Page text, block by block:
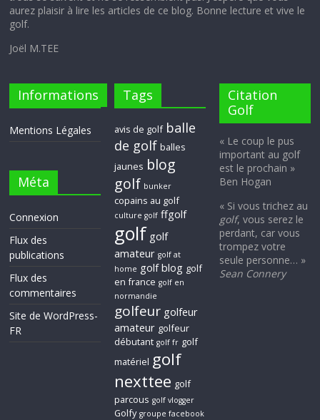
aurez plaisir à lire les articles de ce blog. Bonne lecture et vive le
golf.
Joël M.TEE
Informations
Mentions Légales
Méta
Connexion
Flux des
publications
Flux des
commentaires
Site de WordPress-
FR
Tags
avis de golf balle
de golf balles
jaunes blog
golf bunker
copains au golf
culture golf ffgolf
golf golf
amateur golf at
home golf blog golf
en france golf en
normandie
golfeur golfeur
amateur golfeur
débutant golf fr golf
matériel golf
nexttee golf
parcous golf vlogger
Golfy groupe facebook
Citation
Golf
« Le coup le pus
important au golf
est le prochain »
Ben Hogan
« Si vous trichez au
golf, vous serez le
perdant, car vous
trompez votre
seule personne… »
Sean Connery